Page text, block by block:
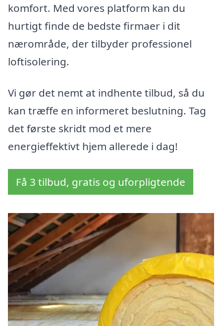
komfort. Med vores platform kan du
hurtigt finde de bedste firmaer i dit
nærområde, der tilbyder professionel
loftisolering.
Vi gør det nemt at indhente tilbud, så du
kan træffe en informeret beslutning. Tag
det første skridt mod et mere
energieffektivt hjem allerede i dag!
Få 3 tilbud, gratis og uforpligtende